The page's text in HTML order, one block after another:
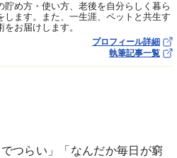
貯め方・使い方、老後を自分らしく暮ら
します。また、一生涯、ペットと共生す
お届けします。
プロフィール詳細
執筆記事一覧
つらい」「なんだか毎日が窮